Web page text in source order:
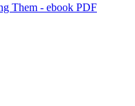
Them - ebook PDF